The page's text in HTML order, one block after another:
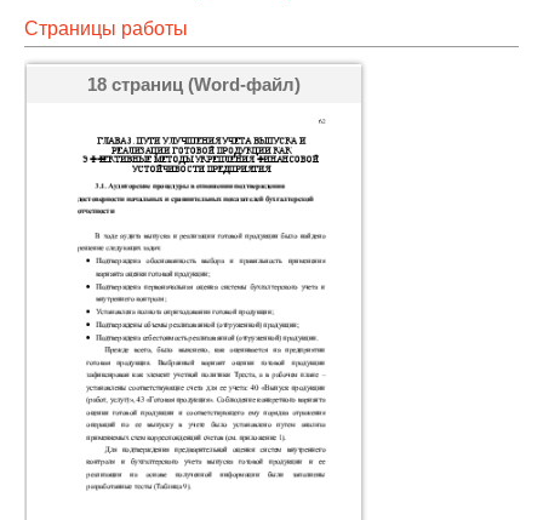
Страницы работы
18 страниц (Word-файл)